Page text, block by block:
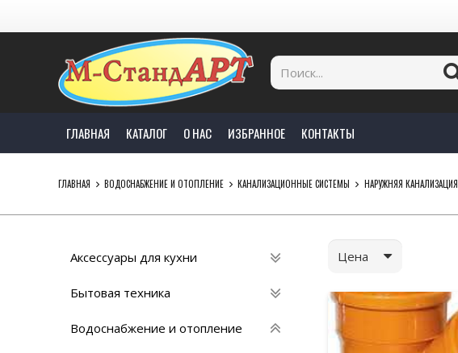
ГЛАВНАЯ КАТАЛОГ О НАС ИЗБРАННОЕ КОНТАКТЫ
ГЛАВНАЯ ВОДОСНАБЖЕНИЕ И ОТОПЛЕНИЕ КАНАЛИЗАЦИОННЫЕ СИСТЕМЫ НАРУЖНЯЯ КАНАЛИЗАЦИЯ
Аксессуары для кухни
Бытовая техника
Водоснабжение и отопление
Цена